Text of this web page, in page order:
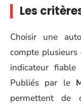
Les
Choisir une
compte plusieurs
indicateur fiable
Publiés par le
permettent de